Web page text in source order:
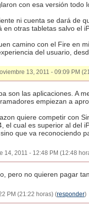
con esa versión
ni cuenta se dará de
otras tabletas salvo el
camino con el Fire en
del usuario,
13, 2011 - 09:09 PM
son las aplicaciones. A
empiezan a
quiere competir con
el cual es superior al del
que va reconociendo
14, 2011 - 12:48 PM (12:48
pero no quieren pagar
PM (21:22 horas) (responder)